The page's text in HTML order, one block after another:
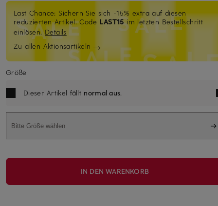
Last Chance: Sichern Sie sich -15% extra auf diesen
reduzierten Artikel. Code LAST15im letzten Bestellschritt
einlösen.Details
Zu allen Aktionsartikeln
Größe
Dieser Artikel fällt normal aus.
Bitte Größe wählen
IN DEN WARENKORB